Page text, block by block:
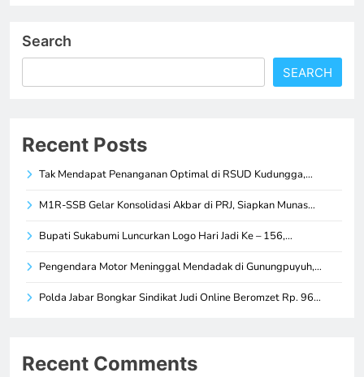
Search
SEARCH
Recent Posts
Tak Mendapat Penanganan Optimal di RSUD Kudungga,…
M1R-SSB Gelar Konsolidasi Akbar di PRJ, Siapkan Munas…
Bupati Sukabumi Luncurkan Logo Hari Jadi Ke – 156,…
Pengendara Motor Meninggal Mendadak di Gunungpuyuh,…
Polda Jabar Bongkar Sindikat Judi Online Beromzet Rp. 96…
Recent Comments